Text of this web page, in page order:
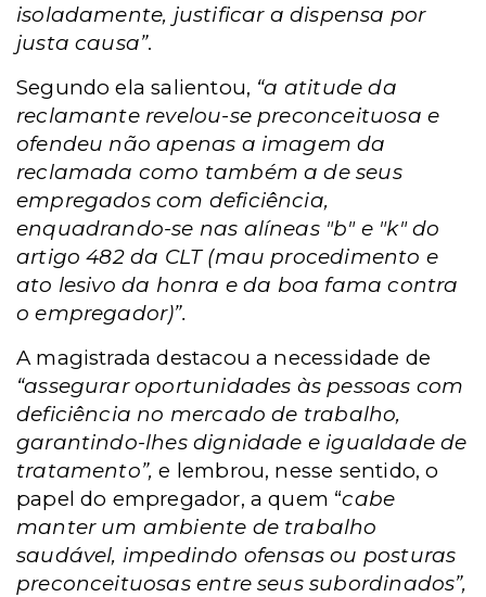
isoladamente, justificar a dispensa por
justa causa”.
Segundo ela salientou, “a atitude da
reclamante revelou-se preconceituosa e
ofendeu não apenas a imagem da
reclamada como também a de seus
empregados com deficiência,
enquadrando-se nas alíneas "b" e "k" do
artigo 482 da CLT (mau procedimento e
ato lesivo da honra e da boa fama contra
o empregador)”.
A magistrada destacou a necessidade de
“assegurar oportunidades às pessoas com
deficiência no mercado de trabalho,
garantindo-lhes dignidade e igualdade de
tratamento”, e lembrou, nesse sentido, o
papel do empregador, a quem “cabe
manter um ambiente de trabalho
saudável, impedindo ofensas ou posturas
preconceituosas entre seus subordinados”,